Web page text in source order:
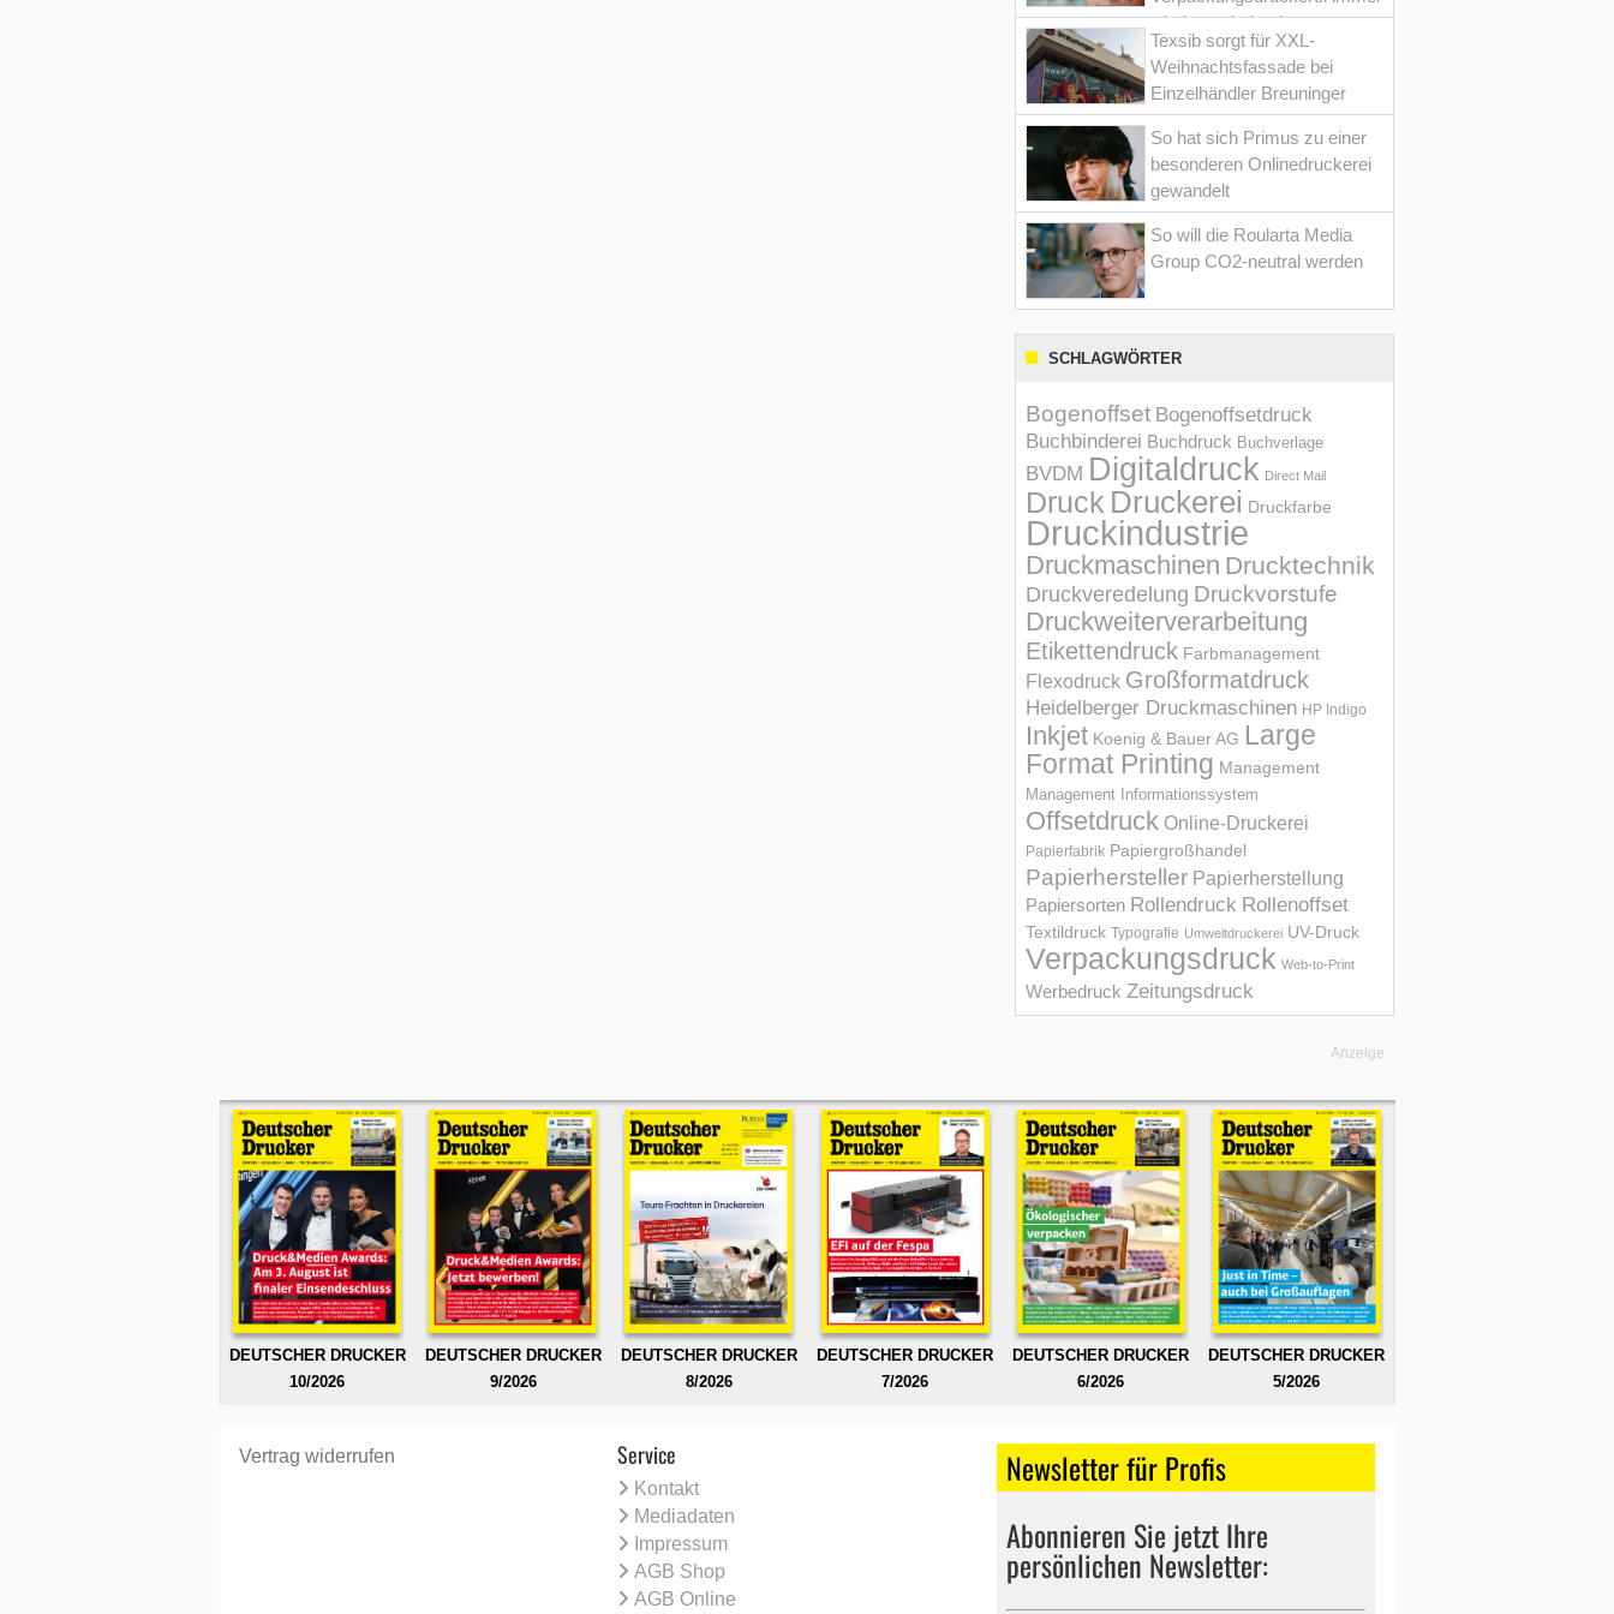
wieder optimiert hat
Texsib sorgt für XXL-
Weihnachtsfassade bei
Einzelhändler Breuninger
So hat sich Primus zu einer
besonderen Onlinedruckerei
gewandelt
So will die Roularta Media
Group CO2-neutral werden
SCHLAGWÖRTER
Bogenoffset Bogenoffsetdruck
Buchbinderei Buchdruck Buchverlage
BVDM Digitaldruck Direct Mail
Druck Druckerei Druckfarbe
Druckindustrie
Druckmaschinen Drucktechnik
Druckveredelung Druckvorstufe
Druckweiterverarbeitung
Etikettendruck Farbmanagement
Flexodruck Großformatdruck
Heidelberger Druckmaschinen HP Indigo
Inkjet Koenig & Bauer AG Large
Format Printing Management
Management Informations­system
Offsetdruck Online-Druckerei
Papierfabrik Papiergroßhandel
Papierhersteller Papierherstellung
Papiersorten Rollendruck Rollenoffset
Textildruck Typografie Umweltdruckerei UV-Druck
Verpackungsdruck Web-to-Print
Werbedruck Zeitungsdruck
Anzeige
DEUTSCHER DRUCKER
10/2026
DEUTSCHER DRUCKER
9/2026
DEUTSCHER DRUCKER
8/2026
DEUTSCHER DRUCKER
7/2026
DEUTSCHER DRUCKER
6/2026
DEUTSCHER DRUCKER
5/2026
Vertrag widerrufen Service
Kontakt
Mediadaten
Impressum
AGB Shop
AGB Online
Newsletter für Profis
Abonnieren Sie jetzt Ihre
persönlichen Newsletter: